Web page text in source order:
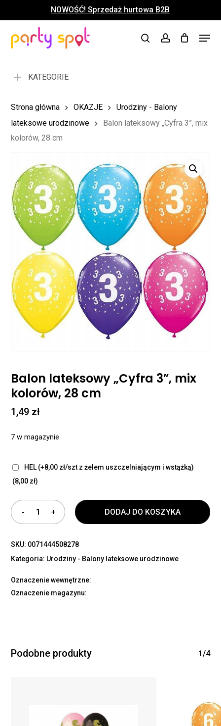
to
content
NOWOŚĆ! Sprzedaż hurtowa B2B
searchaccount
Menu
Koszyk Close
WRÓĆ DO SKLEPU
KATEGORIE
Strona główna OKAZJE
Urodziny - Balony
lateksowe urodzinowe
Balon lateksowy „Cyfra 3”, mix
kolorów, 28 cm
Balon lateksowy „Cyfra 3”, mix
kolorów, 28 cm
1,49 zł
7 w magazynie
HEL (+8,00 zł/szt z żelem uszczelniającym i wstążką)
(8,00 zł)
DODAJ DO KOSZYKA
SKU: 0071444508278
Kategoria: Urodziny - Balony lateksowe urodzinowe
Oznaczenie wewnętrzne:
Oznaczenie magazynu:
Podobne produkty 1/4
Menu